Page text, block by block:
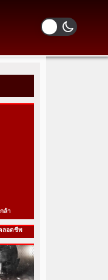
ล้า
ลอดชีพ